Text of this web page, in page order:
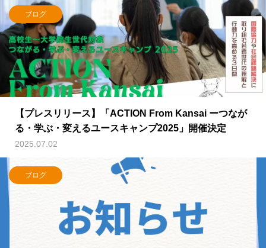
ブログ
【プレスリリース】「ACTION From Kansai ーつなが
る・学ぶ・変えるユースキャンプ2025」開催決定
2025.07.02
ブログ